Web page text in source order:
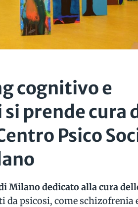
cognitivo e
prende cura
Psico
Milano dedicato alla cura
da psicosi, come schizofrenia